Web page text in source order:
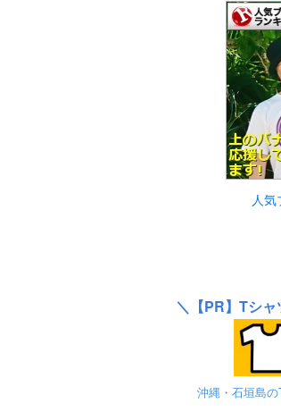
人
＼ 【PR】 Tシャ
沖縄・石垣島の